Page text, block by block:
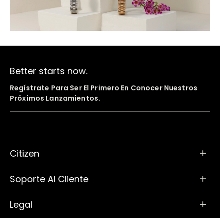
Better starts now.
Regístrate Para Ser El Primero En Conocer Nuestros
Próximos Lanzamientos.
Citizen
Soporte Al Cliente
Legal